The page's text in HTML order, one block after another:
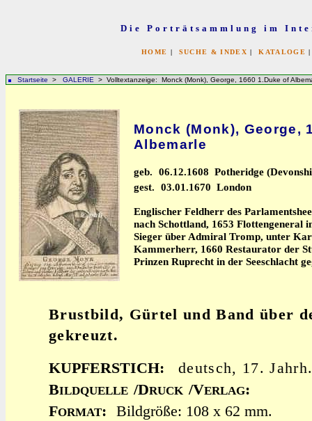
Die Porträtsammlung im
HOME | SUCHE & INDEX |KATALOGE
Startseite > GALERIE > Volltextanzeige: Monck (Monk), George, 1660 1.Duke of
Monck (Monk), George,
Albemarle
geb. 06.12.1608 Potheridge
gest. 03.01.1670 London
Englischer Feldherr des
nach Schottland, 1653 Flottengeneral
Sieger über Admiral Tromp, unter
Kammerherr, 1660 Restaurator der
Prinzen Ruprecht in der Seeschlacht
Brustbild, Gürtel und Band über
gekreuzt.
KUPFERSTICH:
deutsch, 17.
BILDQUELLE /DRUCK /VERLAG:
FORMAT:
Bildgröße: 108 x 62 mm.